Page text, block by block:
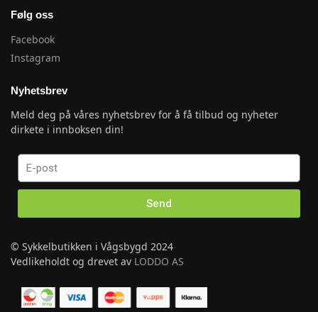
Følg oss
Facebook
Instagram
Nyhetsbrev
Meld deg på våres nyhetsbrev for å få tilbud og nyheter
dirkete i innboksen din!
Send
© Sykkelbutikken i Vågsbygd 2024
Vedlikeholdt og drevet av LODDO AS